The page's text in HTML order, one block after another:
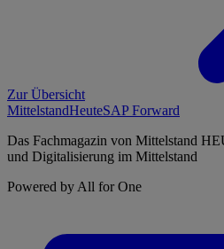
Zur Übersicht
MittelstandHeuteSAP Forward
Das Fachmagazin von Mittelstand
und Digitalisierung im Mittelstand
Powered by All for One